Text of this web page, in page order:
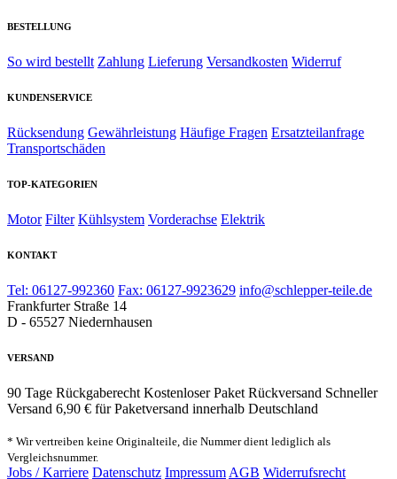
BESTELLUNG
So wird bestellt Zahlung Lieferung Versandkosten Widerruf
KUNDENSERVICE
Rücksendung Gewährleistung Häufige Fragen Ersatzteilanfrage
Transportschäden
TOP-KATEGORIEN
Motor Filter Kühlsystem Vorderachse Elektrik
KONTAKT
Tel: 06127-992360 Fax: 06127-9923629 info@schlepper-teile.de
Frankfurter Straße 14
D - 65527 Niedernhausen
VERSAND
90 Tage Rückgaberecht Kostenloser Paket Rückversand Schneller
Versand 6,90 € für Paketversand innerhalb Deutschland
* Wir vertreiben keine Originalteile, die Nummer dient lediglich als
Vergleichsnummer.
Jobs / Karriere Datenschutz Impressum AGB Widerrufsrecht